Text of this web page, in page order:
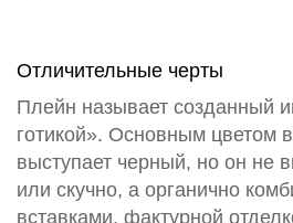
Отличительные черты
Плейн называет созданный
готикой». Основным цветом
выступает черный, но он не
или скучно, а органично
вставками, фактурной